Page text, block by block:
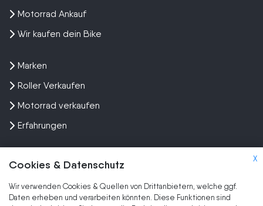
X
Cookies & Datenschutz
Wir verwenden Cookies & Quellen von Drittanbietern, welche ggf.
Daten erheben und verarbeiten könnten. Diese Funktionen sind
Motorrad Ankauf
Wir kaufen dein Bike
Marken
Roller Verkaufen
Motorrad verkaufen
Erfahrungen
SEHR GUT
Kundenbewertungen und Erfahrungen zu
Wir kaufen dein Motorrad